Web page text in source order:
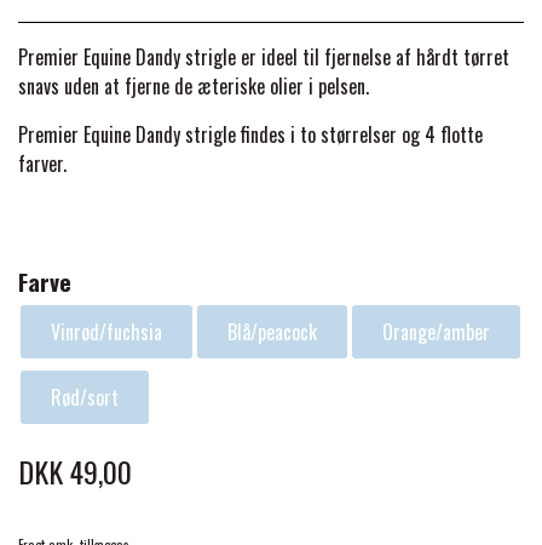
TERAPI PRODUKTER
HUER & HALSTØRKLÆDER
INSEKTBESKYTTELSE
HESTEBOLCHER & TREATS
SKO & SMEDEVÆRKTØJ
TRAVDÆKKEN & TILBEHØR
SKO & VÆRKTØJ
PONYTRAV
PREMIER EQUINE LINERS & DÆKKEN
TILBEHØR
PREMIER EQUINE WALKER & RIDEDÆKKEN
PREMIER EQUINE MAGNET & INFRARØD
TERAPI
CARR & DAY & MARTIN
EMIN
FENWICK LIQUID TITANIUM®
Premier Equine Dandy strigle er ideel til fjernelse af hårdt tørret
snavs uden at fjerne de æteriske olier i pelsen.
Premier Equine Dandy strigle findes i to størrelser og 4 flotte
farver.
Farve
Vinrød/fuchsia Blå/peacock Orange/amber
Rød/sort
DKK 49,00